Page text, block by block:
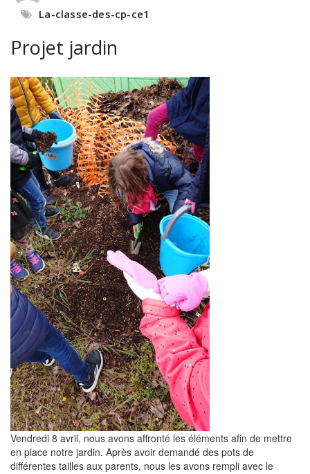
La-classe-des-cp-ce1
Projet jardin
Vendredi 8 avril, nous avons affronté les éléments afin de mettre
en place notre jardin. Après avoir demandé des pots de
différentes tailles aux parents, nous les avons rempli avec le